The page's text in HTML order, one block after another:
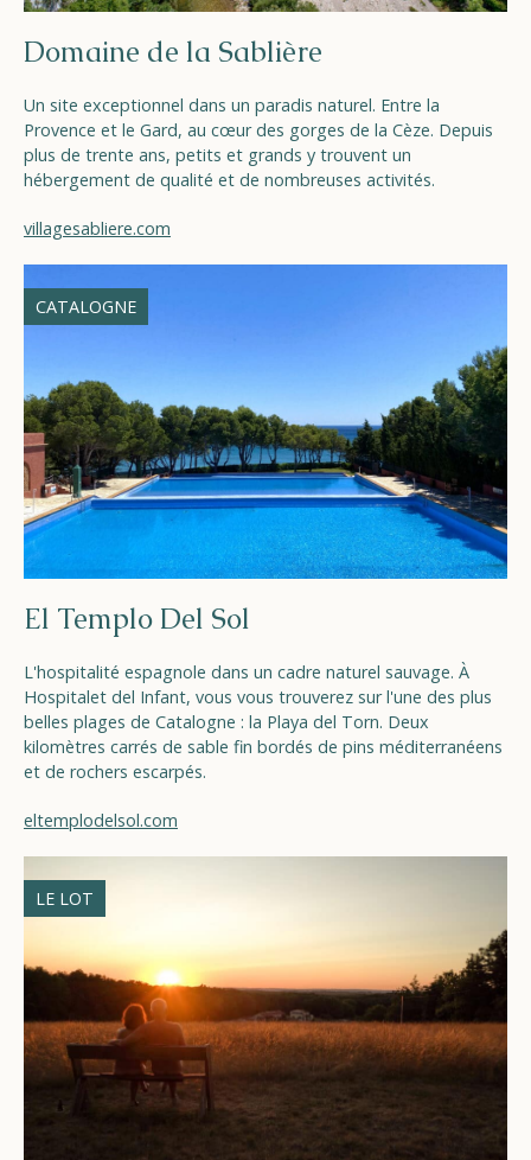
Domaine de la Sablière
Un site exceptionnel dans un paradis naturel. Entre la
Provence et le Gard, au cœur des gorges de la Cèze. Depuis
plus de trente ans, petits et grands y trouvent un
hébergement de qualité et de nombreuses activités.
villagesabliere.com
CATALOGNE
El Templo Del Sol
L'hospitalité espagnole dans un cadre naturel sauvage. À
Hospitalet del Infant, vous vous trouverez sur l'une des plus
belles plages de Catalogne : la Playa del Torn. Deux
kilomètres carrés de sable fin bordés de pins méditerranéens
et de rochers escarpés.
eltemplodelsol.com
LE LOT